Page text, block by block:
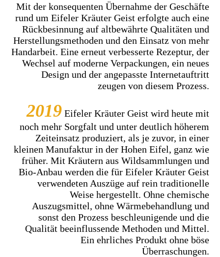
Mit der konsequenten Übernahme der Geschäfte
rund um Eifeler Kräuter Geist erfolgte auch eine
Rückbesinnung auf altbewährte Qualitäten und
Herstellungsmethoden und den Einsatz von mehr
Handarbeit. Eine erneut verbesserte Rezeptur, der
Wechsel auf moderne Verpackungen, ein neues
Design und der angepasste Internetauftritt
zeugen von diesem Prozess.
2019Eifeler Kräuter Geist wird heute mit
noch mehr Sorgfalt und unter deutlich höherem
Zeiteinsatz produziert, als je zuvor, in einer
kleinen Manufaktur in der Hohen Eifel, ganz wie
früher. Mit Kräutern aus Wildsammlungen und
Bio-Anbau werden die für Eifeler Kräuter Geist
verwendeten Auszüge auf rein traditionelle
Weise hergestellt. Ohne chemische
Auszugsmittel, ohne Wärmebehandlung und
sonst den Prozess beschleunigende und die
Qualität beeinflussende Methoden und Mittel.
Ein ehrliches Produkt ohne böse
Überraschungen.